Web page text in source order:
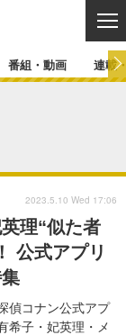
マンガ
イベント
コスプレ
新帝スタ
カバー
連載一覧
ラジオ
コラム
番組・動画 連載
理“似た者
公式アプリ
偵コナン公式アプ
希子・妃英理・メ
2023.5.10 Wed 17:06